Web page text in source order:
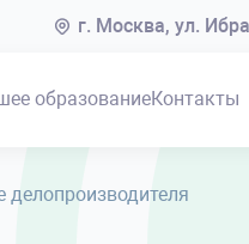
г. Москва, ул.
образованиеКонтакты